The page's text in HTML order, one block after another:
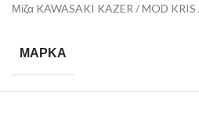
Μίζα KAWASAKI KAZER / MOD
ΜΆΡΚΑ